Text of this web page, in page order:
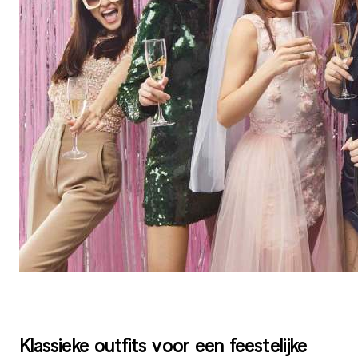
Klassieke outfits voor een feestelijke